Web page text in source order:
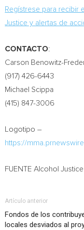
Regístrese para recibir
Justice y alertas de
CONTACTO:
Carson Benowitz-
(917) 426-6443
Michael Scippa
(415) 847-3006
Logotipo –
https://
FUENTE Alcohol Justice
Artículo anterior
Fondos de los
locales desviados al